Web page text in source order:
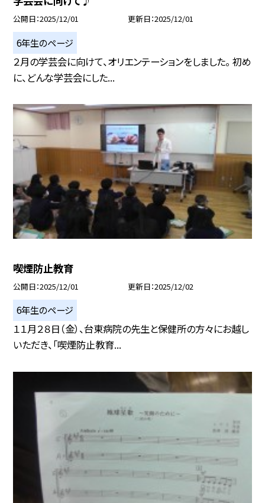
公開日 2025/12/01 更新日 2025/12/01
6年生のページ
２月の学芸会に向けて、オリエンテーションをしました。 初め
に、どんな学芸会にした...
喫煙防止教育
公開日 2025/12/01 更新日 2025/12/02
6年生のページ
１１月２８日（金）、台東病院の先生と保健所の方々にお越し
いただき、「喫煙防止教育...